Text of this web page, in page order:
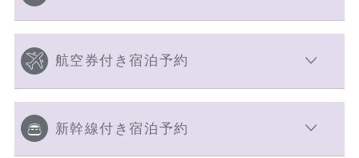
航空券付き宿泊予約
新幹線付き宿泊予約